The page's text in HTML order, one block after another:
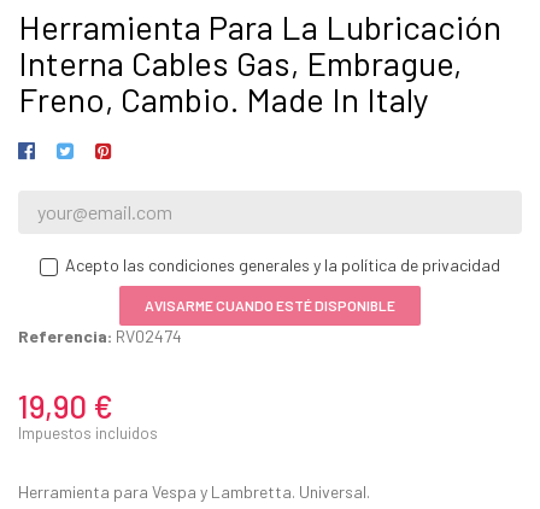
Herramienta Para La Lubricación
Interna Cables Gas, Embrague,
Freno, Cambio. Made In Italy
Acepto las condiciones generales y la política de privacidad
AVISARME CUANDO ESTÉ DISPONIBLE
Referencia: RV02474
19,90 €
Impuestos incluidos
Herramienta para Vespa y Lambretta. Universal.